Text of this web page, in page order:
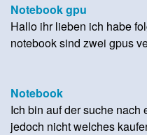
Notebook gpu
Hallo ihr lieben ich habe
notebook sind zwei gpus
Notebook
Ich bin auf der suche
jedoch nicht welches